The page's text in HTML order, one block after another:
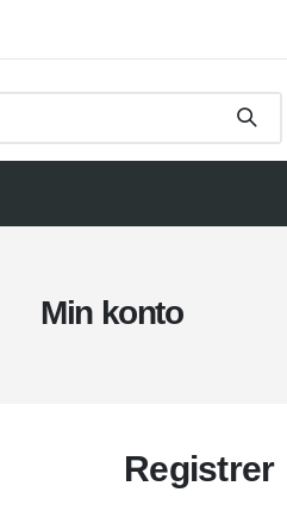
Min konto
Registrer